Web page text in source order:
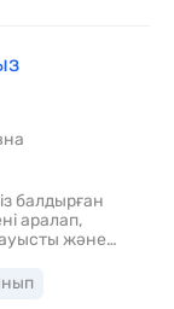
балдырған
аралап,
г, ғ, д, ж, з,